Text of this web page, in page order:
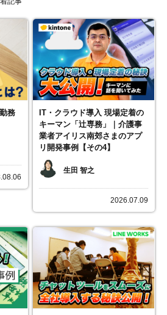
務
IT・クラウド導入 現場定着の
キーマン「辻専務」｜介護事
業者アイリス南郊さまのアプ
リ開発事例【その4】
生田 智之
2026.07.09